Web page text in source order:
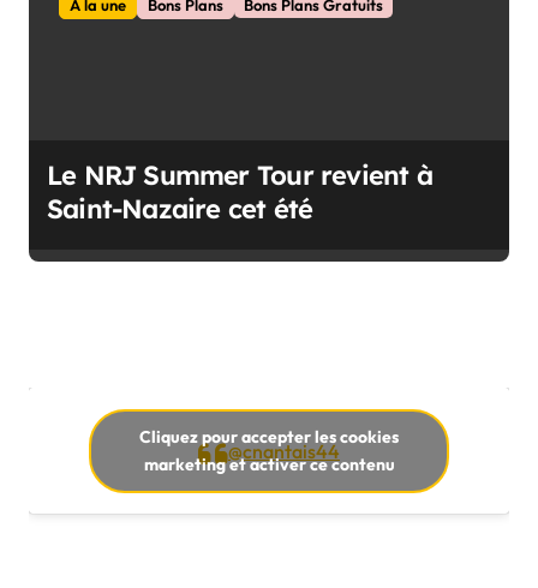
À la une Bons Plans Bons Plans Gratuits
Le NRJ Summer Tour revient à
Saint-Nazaire cet été
@cnantais44
Cliquez pour accepter les cookies
marketing et activer ce contenu